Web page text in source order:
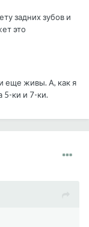
задних зубов и
это
еще живы. А, как я
5-ки и 7-ки.